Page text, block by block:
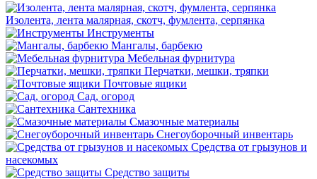
Изолента, лента малярная, скотч, фумлента, серпянка
Инструменты
Мангалы, барбекю
Мебельная фурнитура
Перчатки, мешки, тряпки
Почтовые ящики
Сад, огород
Сантехника
Смазочные материалы
Снегоуборочный инвентарь
Средства от грызунов и
насекомых
Средство защиты